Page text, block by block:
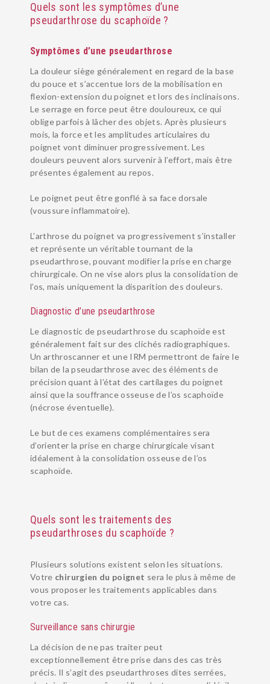
PATHOLOGIES
EQUIPE
URGENCES MAIN
Quels sont les symptômes d’une
pseudarthrose du scaphoïde ?
Symptômes d’une pseudarthrose
La douleur siège généralement en regard de la base
du pouce et s’accentue lors de la mobilisation en
flexion-extension du poignet et lors des inclinaisons.
Le serrage en force peut être douloureux, ce qui
oblige parfois à lâcher des objets. Après plusieurs
mois, la force et les amplitudes articulaires du
poignet vont diminuer progressivement. Les
douleurs peuvent alors survenir à l’effort, mais être
présentes également au repos.
Le poignet peut être gonflé à sa face dorsale
(voussure inflammatoire).
L’arthrose du poignet va progressivement s’installer
et représente un véritable tournant de la
pseudarthrose, pouvant modifier la prise en charge
chirurgicale. On ne vise alors plus la consolidation de
l’os, mais uniquement la disparition des douleurs.
Diagnostic d’une pseudarthrose
Le diagnostic de pseudarthrose du scaphoïde est
généralement fait sur des clichés radiographiques.
Un arthroscanner et une IRM permettront de faire le
bilan de la pseudarthrose avec des éléments de
précision quant à l’état des cartilages du poignet
ainsi que la souffrance osseuse de l’os scaphoïde
(nécrose éventuelle).
Le but de ces examens complémentaires sera
d’orienter la prise en charge chirurgicale visant
idéalement à la consolidation osseuse de l’os
scaphoïde.
Quels sont les traitements des
pseudarthroses du scaphoïde ?
Plusieurs solutions existent selon les situations.
Votre chirurgien du poignet sera le plus à même de
vous proposer les traitements applicables dans
votre cas.
Surveillance sans chirurgie
La décision de ne pas traiter peut
exceptionnellement être prise dans des cas très
précis. Il s’agit des pseudarthroses dites serrées,